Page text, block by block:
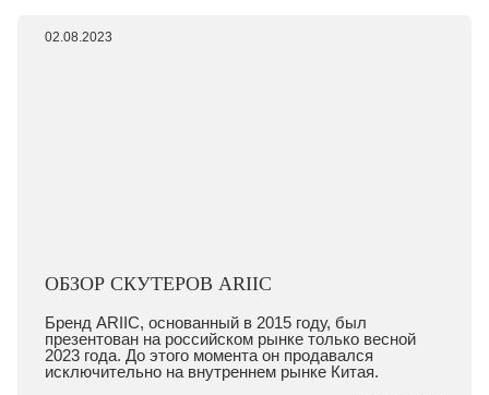
02.08.2023
ОБЗОР СКУТЕРОВ ARIIC
Бренд ARIIC, основанный в 2015 году, был
презентован на российском рынке только весной
2023 года. До этого момента он продавался
исключительно на внутреннем рынке Китая.